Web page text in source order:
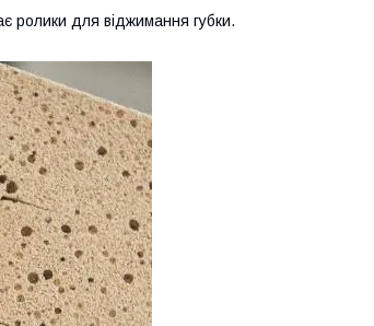
ролики для віджимання губки.